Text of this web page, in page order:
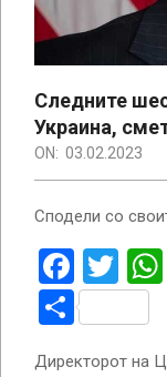
Следните
Украина,
ON: 03.02.2023
Сподели со
Share
Директорот на